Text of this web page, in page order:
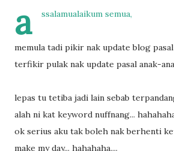
a ssalamualaikum semua,
memula tadi pikir nak update blog
terfikir pulak nak update pasal anak-
lepas tu tetiba jadi lain sebab
alah ni kat keyword nuffnang...
ok serius aku tak boleh nak berhenti
make my day... hahahaha....